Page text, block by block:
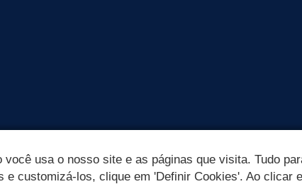
usa o nosso site e as páginas que visita. Tudo
customizá-los, clique em 'Definir Cookies'. Ao clicar